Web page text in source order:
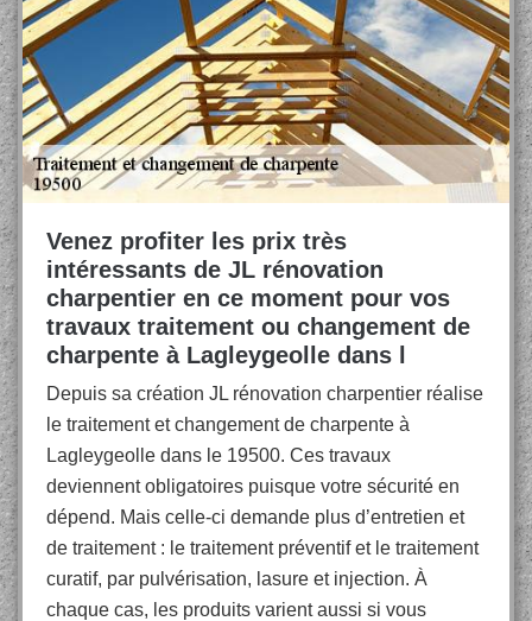
Venez profiter les prix très
intéressants de JL rénovation
charpentier en ce moment pour vos
travaux traitement ou changement de
charpente à Lagleygeolle dans l
Depuis sa création JL rénovation charpentier réalise
le traitement et changement de charpente à
Lagleygeolle dans le 19500. Ces travaux
deviennent obligatoires puisque votre sécurité en
dépend. Mais celle-ci demande plus d’entretien et
de traitement : le traitement préventif et le traitement
curatif, par pulvérisation, lasure et injection. À
chaque cas, les produits varient aussi si vous